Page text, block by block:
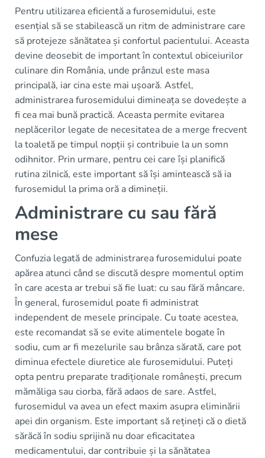
Pentru utilizarea eficientă a furosemidului, este
esențial să se stabilească un ritm de administrare care
să protejeze sănătatea și confortul pacientului. Aceasta
devine deosebit de important în contextul obiceiurilor
culinare din România, unde prânzul este masa
principală, iar cina este mai ușoară. Astfel,
administrarea furosemidului dimineața se dovedește a
fi cea mai bună practică. Aceasta permite evitarea
neplăcerilor legate de necesitatea de a merge frecvent
la toaletă pe timpul nopții și contribuie la un somn
odihnitor. Prin urmare, pentru cei care își planifică
rutina zilnică, este important să își amintească să ia
furosemidul la prima oră a dimineții.
Administrare cu sau fără
mese
Confuzia legată de administrarea furosemidului poate
apărea atunci când se discută despre momentul optim
în care acesta ar trebui să fie luat: cu sau fără mâncare.
În general, furosemidul poate fi administrat
independent de mesele principale. Cu toate acestea,
este recomandat să se evite alimentele bogate în
sodiu, cum ar fi mezelurile sau brânza sărată, care pot
diminua efectele diuretice ale furosemidului. Puteți
opta pentru preparate tradiționale românești, precum
mămăliga sau ciorba, fără adaos de sare. Astfel,
furosemidul va avea un efect maxim asupra eliminării
apei din organism. Este important să rețineți că o dietă
sărăcă în sodiu sprijină nu doar eficacitatea
medicamentului, dar contribuie și la sănătatea